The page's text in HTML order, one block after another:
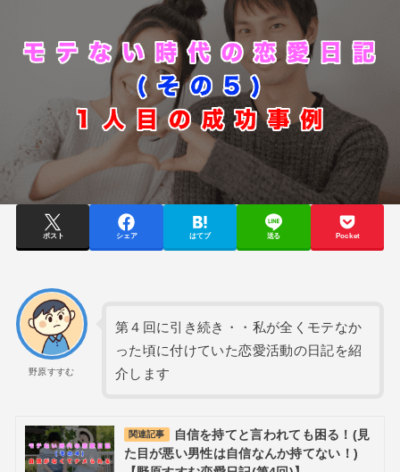
ポスト シェア はてブ 送る Pocket
野原すすむ
第４回に引き続き・・私が全くモテなか
った頃に付けていた恋愛活動の日記を紹
介します
関連記事
自信を持てと言われても困る！(見
た目が悪い男性は自信なんか持てない！)